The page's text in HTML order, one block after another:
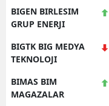
BIGEN BIRLESIM
GRUP ENERJI
BIGTK BIG MEDYA
TEKNOLOJI
BIMAS BIM
MAGAZALAR